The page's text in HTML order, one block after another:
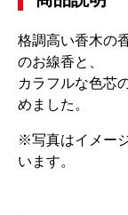
格調高い香木の
のお線香と、
カラフルな色芯
めました。
※写真はイメー
います。